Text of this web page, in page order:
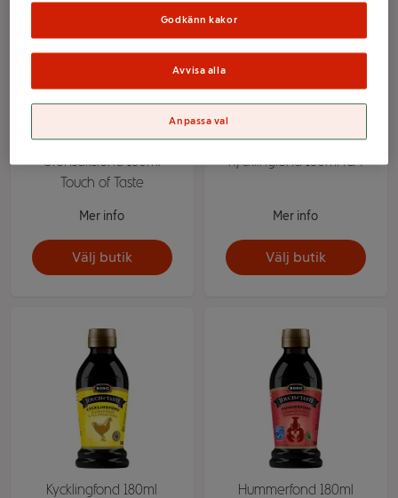
Grönsaksfond 180ml
Touch of Taste
Mer info
Välj butik
Kycklingfond 180ml ICA
Mer info
Välj butik
Kycklingfond 180ml
Hummerfond 180ml
Godkänn kakor
Avvisa alla
Anpassa val